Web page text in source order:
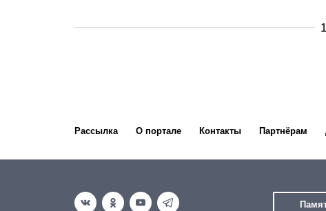
1
Рассылка О портале Контакты Партнёрам